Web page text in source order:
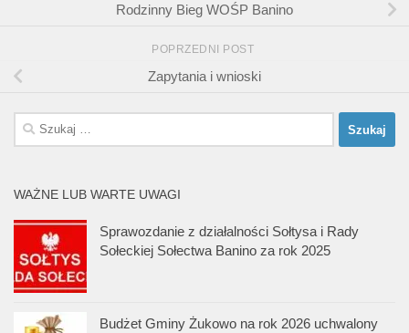
Rodzinny Bieg WOŚP Banino
POPRZEDNI POST
Zapytania i wnioski
Szukaj:
WAŻNE LUB WARTE UWAGI
Sprawozdanie z działalności Sołtysa i Rady
Sołeckiej Sołectwa Banino za rok 2025
Budżet Gminy Żukowo na rok 2026 uchwalony